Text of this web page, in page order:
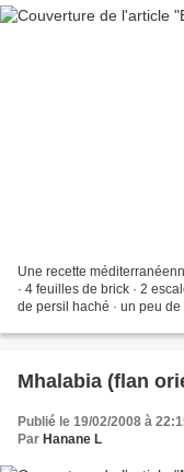
Une recette
· 4 feuilles de brick · 2
de persil haché · un peu
Mhalabia (flan
Publié le 19/02/2008 à
Par Hanane L